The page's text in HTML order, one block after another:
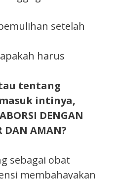
setelah
harus
tentang
intinya,
DENGAN
DAN AMAN?
sebagai obat
membahayakan